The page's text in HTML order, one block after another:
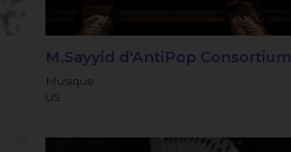
M.Sayyid d'AntiPop Consortium
Musique
US